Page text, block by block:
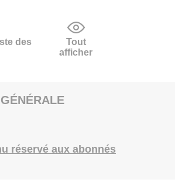
des
Tout
afficher
réservé aux abonnés